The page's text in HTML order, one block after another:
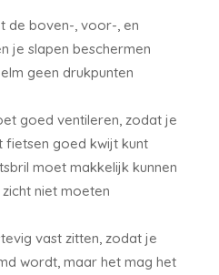
de boven-, voor-, en
je slapen beschermen
geen drukpunten
goed ventileren, zodat je
fietsen goed kwijt kunt
moet makkelijk kunnen
niet moeten
vast zitten, zodat je
wordt, maar het mag het